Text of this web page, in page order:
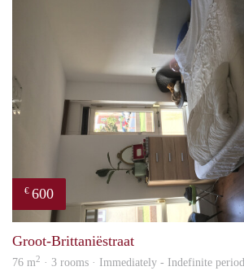
€ 600
Groot-Brittaniëstraat
76 m2 · 3 rooms · Immediately - Indefinite period